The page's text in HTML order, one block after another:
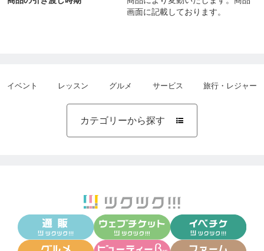
画面に記載しております。
イベント レッスン グルメ サービス 旅行・レジャー
カテゴリーから探す 